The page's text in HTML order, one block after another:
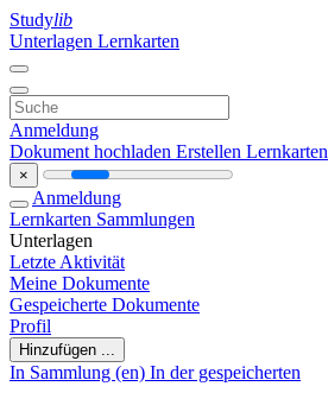
Studylib
Unterlagen Lernkarten
Anmeldung
Dokument hochladen Erstellen Lernkarten
×
Anmeldung
Lernkarten Sammlungen
Unterlagen
Letzte Aktivität
Meine Dokumente
Gespeicherte Dokumente
Profil
Hinzufügen ...
In Sammlung (en) In der gespeicherten